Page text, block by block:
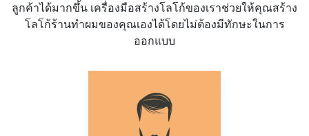
ลูกค้าได้มากขึ้น เครื่องมือสร้างโลโก้ของเราช่วยให้คุณสร้าง
โลโก้ร้านทำผมของคุณเองได้โดยไม่ต้องมีทักษะในการ
ออกแบบ